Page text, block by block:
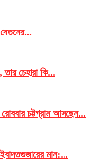
চেহারা কি...
রোববার চট্টগ্রাম আসছেন...
মান:...